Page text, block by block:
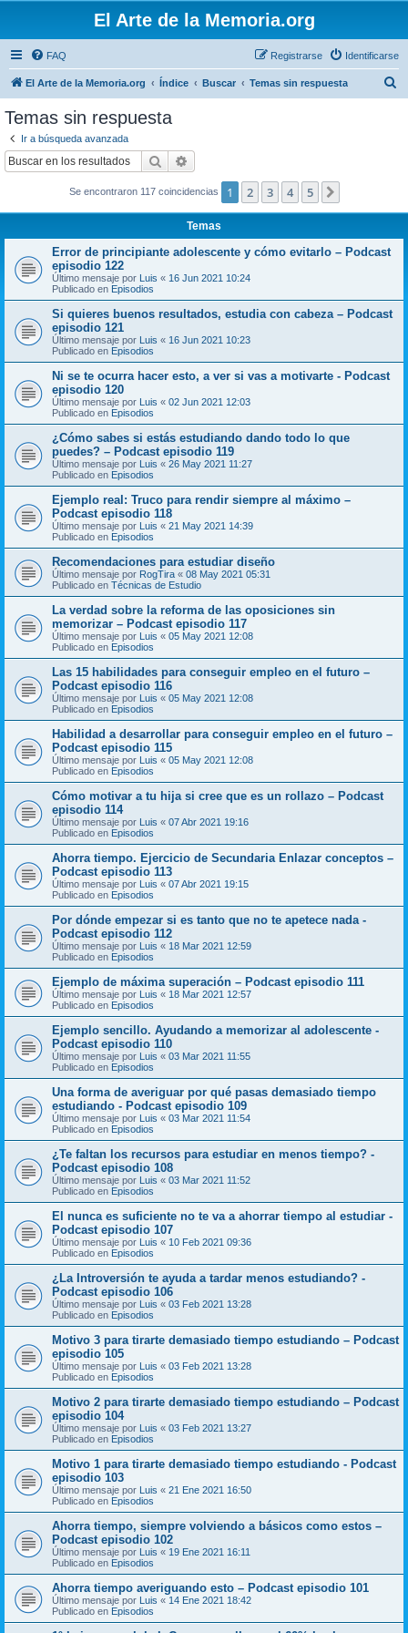
El Arte de la Memoria.org
FAQ Identificarse
Registrarse
El Arte de la Memoria.org Índice Buscar Temas sin respuesta
Temas sin respuesta
Ir a búsqueda avanzada
Buscar
Se encontraron 117 coincidencias 1 2 3 4 5
Temas
Error de principiante adolescente y cómo evitarlo – Podcast
episodio 122
Último mensaje por Luis « 16 Jun 2021 10:24
Publicado en Episodios
Si quieres buenos resultados, estudia con cabeza – Podcast
episodio 121
Último mensaje por Luis « 16 Jun 2021 10:23
Publicado en Episodios
Ni se te ocurra hacer esto, a ver si vas a motivarte - Podcast
episodio 120
Último mensaje por Luis « 02 Jun 2021 12:03
Publicado en Episodios
¿Cómo sabes si estás estudiando dando todo lo que
puedes? – Podcast episodio 119
Último mensaje por Luis « 26 May 2021 11:27
Publicado en Episodios
Ejemplo real: Truco para rendir siempre al máximo –
Podcast episodio 118
Último mensaje por Luis « 21 May 2021 14:39
Publicado en Episodios
Recomendaciones para estudiar diseño
Último mensaje por RogTira « 08 May 2021 05:31
Publicado en Técnicas de Estudio
La verdad sobre la reforma de las oposiciones sin
memorizar – Podcast episodio 117
Último mensaje por Luis « 05 May 2021 12:08
Publicado en Episodios
Las 15 habilidades para conseguir empleo en el futuro –
Podcast episodio 116
Último mensaje por Luis « 05 May 2021 12:08
Publicado en Episodios
Habilidad a desarrollar para conseguir empleo en el futuro –
Podcast episodio 115
Último mensaje por Luis « 05 May 2021 12:08
Publicado en Episodios
Cómo motivar a tu hija si cree que es un rollazo – Podcast
episodio 114
Último mensaje por Luis « 07 Abr 2021 19:16
Publicado en Episodios
Ahorra tiempo. Ejercicio de Secundaria Enlazar conceptos –
Podcast episodio 113
Último mensaje por Luis « 07 Abr 2021 19:15
Publicado en Episodios
Por dónde empezar si es tanto que no te apetece nada -
Podcast episodio 112
Último mensaje por Luis « 18 Mar 2021 12:59
Publicado en Episodios
Ejemplo de máxima superación – Podcast episodio 111
Último mensaje por Luis « 18 Mar 2021 12:57
Publicado en Episodios
Ejemplo sencillo. Ayudando a memorizar al adolescente -
Podcast episodio 110
Último mensaje por Luis « 03 Mar 2021 11:55
Publicado en Episodios
Una forma de averiguar por qué pasas demasiado tiempo
estudiando - Podcast episodio 109
Último mensaje por Luis « 03 Mar 2021 11:54
Publicado en Episodios
¿Te faltan los recursos para estudiar en menos tiempo? -
Podcast episodio 108
Último mensaje por Luis « 03 Mar 2021 11:52
Publicado en Episodios
El nunca es suficiente no te va a ahorrar tiempo al estudiar -
Podcast episodio 107
Último mensaje por Luis « 10 Feb 2021 09:36
Publicado en Episodios
¿La Introversión te ayuda a tardar menos estudiando? -
Podcast episodio 106
Último mensaje por Luis « 03 Feb 2021 13:28
Publicado en Episodios
Motivo 3 para tirarte demasiado tiempo estudiando – Podcast
episodio 105
Último mensaje por Luis « 03 Feb 2021 13:28
Publicado en Episodios
Motivo 2 para tirarte demasiado tiempo estudiando – Podcast
episodio 104
Último mensaje por Luis « 03 Feb 2021 13:27
Publicado en Episodios
Motivo 1 para tirarte demasiado tiempo estudiando - Podcast
episodio 103
Último mensaje por Luis « 21 Ene 2021 16:50
Publicado en Episodios
Ahorra tiempo, siempre volviendo a básicos como estos –
Podcast episodio 102
Último mensaje por Luis « 19 Ene 2021 16:11
Publicado en Episodios
Ahorra tiempo averiguando esto – Podcast episodio 101
Último mensaje por Luis « 14 Ene 2021 18:42
Publicado en Episodios